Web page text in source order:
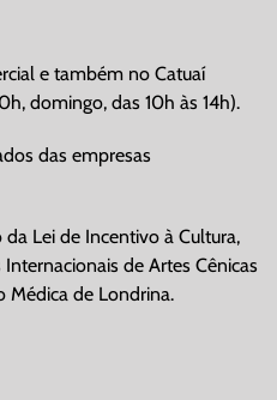
e também no Catuaí
domingo, das 10h às 14h).
das empresas
Lei de Incentivo à Cultura,
de Artes Cênicas
Médica de Londrina.